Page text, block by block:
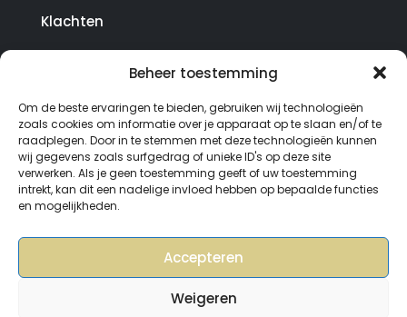
Beheer toestemming
Om de beste ervaringen te bieden, gebruiken wij technologieën
zoals cookies om informatie over je apparaat op te slaan en/of te
raadplegen. Door in te stemmen met deze technologieën kunnen
wij gegevens zoals surfgedrag of unieke ID's op deze site
verwerken. Als je geen toestemming geeft of uw toestemming
intrekt, kan dit een nadelige invloed hebben op bepaalde functies
en mogelijkheden.
Accepteren
Weigeren
Klachten
© Copyright SterrenHosting 2021-2026 - In opdracht
van Lynaly.nl